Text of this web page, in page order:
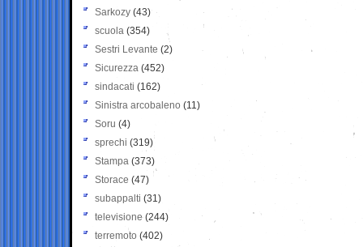
Sarkozy (43)
scuola (354)
Sestri Levante (2)
Sicurezza (452)
sindacati (162)
Sinistra arcobaleno (11)
Soru (4)
sprechi (319)
Stampa (373)
Storace (47)
subappalti (31)
televisione(244)
terremoto (402)